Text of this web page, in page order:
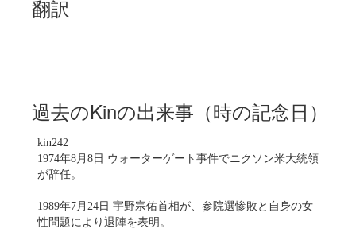
翻訳
過去のKinの出来事（時の記念日）
kin242
1974年8月8日 ウォーターゲート事件でニクソン米大統領
が辞任。
1989年7月24日 宇野宗佑首相が、参院選惨敗と自身の女
性問題により退陣を表明。